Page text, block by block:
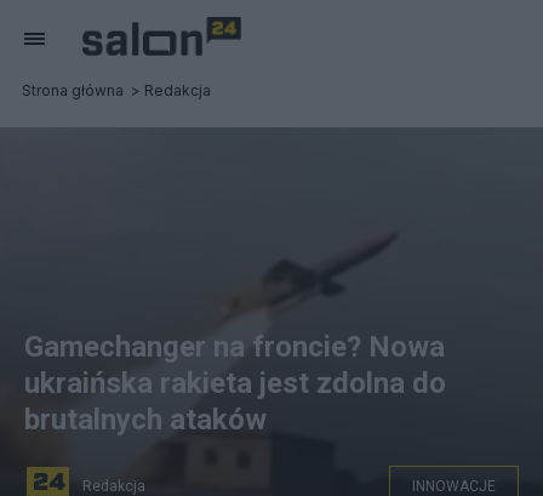
Strona główna Redakcja
Gamechanger na froncie? Nowa
ukraińska rakieta jest zdolna do
brutalnych ataków
Redakcja INNOWACJE